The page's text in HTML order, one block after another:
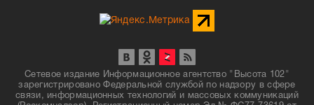
Сетевое издание Информационное агентство "Высота 102"
зарегистрировано Федеральной службой по надзору в сфере
связи, информационных технологий и массовых коммуникаций